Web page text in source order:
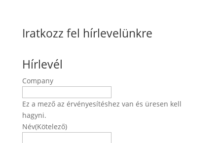
Iratkozz fel hírlevelünkre
Hírlevél
Company
Ez a mező az érvényesítéshez van és üresen kell
hagyni.
Név(Kötelező)